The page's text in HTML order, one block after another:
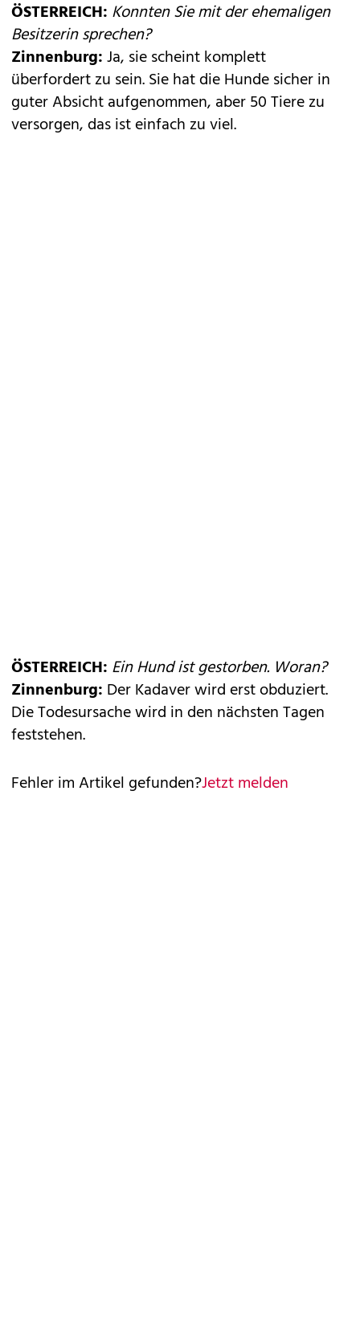
ÖSTERREICH: Konnten Sie mit der ehemaligen
Besitzerin sprechen?
Zinnenburg:Ja, sie scheint komplett
überfordert zu sein. Sie hat die Hunde sicher in
guter Absicht aufgenommen, aber 50 Tiere zu
versorgen, das ist einfach zu viel.
ÖSTERREICH: Ein Hund ist gestorben. Woran?
Zinnenburg: Der Kadaver wird erst obduziert.
Die Todesursache wird in den nächsten Tagen
feststehen.
Fehler im Artikel gefunden?Jetzt melden